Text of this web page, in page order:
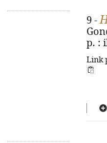
9 -
p. :
Link